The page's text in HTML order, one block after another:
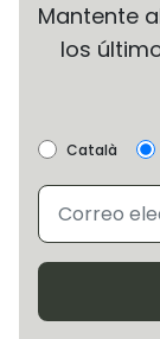
Mantente
los
Català